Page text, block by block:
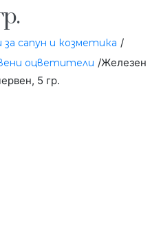
сапун и козметика /
оцветители /Железен
5 гр.